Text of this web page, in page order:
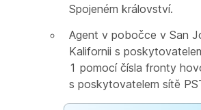
Spojeném království.
Agent v pobočce v San
Kalifornii s
1 pomocí čísla fronty
s poskytovatelem sítě